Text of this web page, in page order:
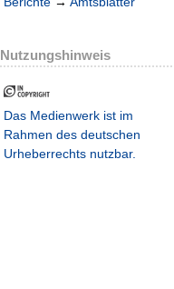
Nutzungshinweis
Das Medienwerk ist im
Rahmen des deutschen
Urheberrechts nutzbar.